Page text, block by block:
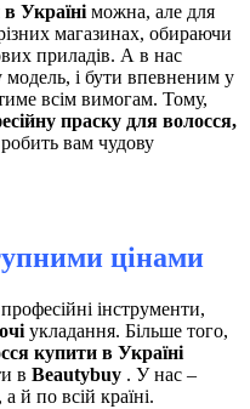
Україні можна, але для
магазинах, обираючи
приладів. А в нас
модель, і бути впевненим у
всім вимогам. Тому,
праску для волосся,
вам чудову
цінами
інструменти,
укладання. Більше того,
купити в Україні
в Beautybuy . У нас –
, а й по всій країні.